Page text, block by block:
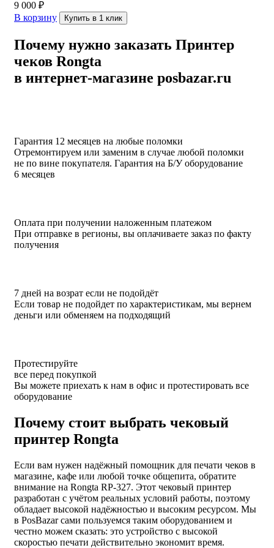
9 000 ₽
В корзину
Купить в 1 клик
Почему нужно заказать Принтер
чеков Rongta
в интернет-магазине posbazar.ru
Гарантия 12 месяцев на любые поломки
Отремонтируем или заменим в случае любой поломки
не по вине покупателя. Гарантия на Б/У оборудование
6 месяцев
Оплата при получении наложенным платежом
При отправке в регионы, вы оплачиваете заказ по факту
получения
7 дней на возрат если не подойдёт
Если товар не подойдет по характеристикам, мы вернем
деньги или обменяем на подходящий
Протестируйте
все перед покупкой
Вы можете приехать к нам в офис и протестировать все
оборудование
Почему стоит выбрать чековый
принтер Rongta
Если вам нужен надёжный помощник для печати чеков в
магазине, кафе или любой точке общепита, обратите
внимание на Rongta RP-327. Этот чековый принтер
разработан с учётом реальных условий работы, поэтому
обладает высокой надёжностью и высоким ресурсом. Мы
в PosBazar сами пользуемся таким оборудованием и
честно можем сказать: это устройство с высокой
скоростью печати действительно экономит время.